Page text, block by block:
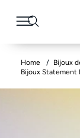
Home
Bijoux
Bijoux Statement